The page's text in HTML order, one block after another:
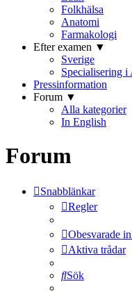
Folkhälsa
Anatomi
Farmakologi
Efter examen ▼
Sverige
Specialisering i
Pressinformation
Forum ▼
Alla kategorier
In English
Forum
Snabblänkar
Regler
Obesvarade
Aktiva trådar
Sök